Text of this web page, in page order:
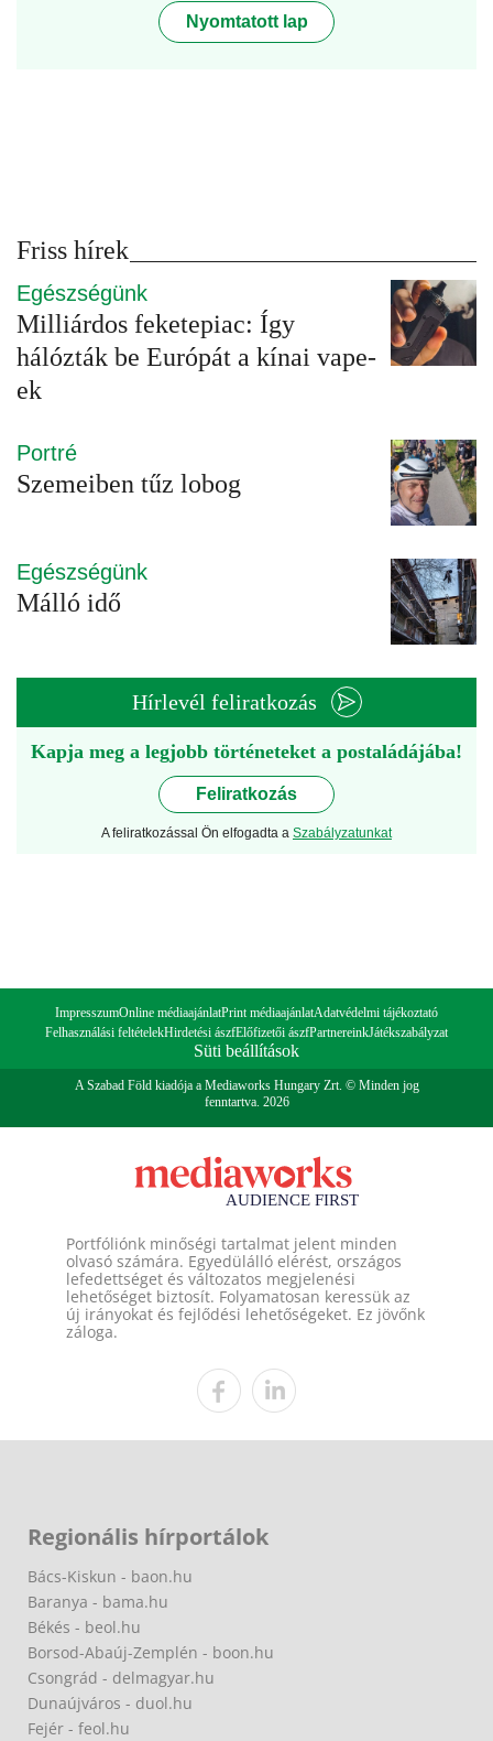
Nyomtatott lap
Friss hírek
Egészségünk
Milliárdos feketepiac: Így
hálózták be Európát a kínai vape-
ek
Portré
Szemeiben tűz lobog
Egészségünk
Málló idő
Hírlevél feliratkozás
Kapja meg a legjobb történeteket a postaládájába!
Feliratkozás
A feliratkozással Ön elfogadta a Szabályzatunkat
ImpresszumOnline médiaajánlatPrint médiaajánlatAdatvédelmi tájékoztató
Felhasználási feltételekHirdetési ászfElőfizetői ászfPartnereinkJátékszabályzat
Süti beállítások
A Szabad Föld kiadója a Mediaworks Hungary Zrt. © Minden jog
fenntartva. 2026
Portfóliónk minőségi tartalmat jelent minden
olvasó számára. Egyedülálló elérést, országos
lefedettséget és változatos megjelenési
lehetőséget biztosít. Folyamatosan keressük az
új irányokat és fejlődési lehetőségeket. Ez jövőnk
záloga.
Regionális hírportálok
Bács-Kiskun - baon.hu
Baranya - bama.hu
Békés - beol.hu
Borsod-Abaúj-Zemplén - boon.hu
Csongrád - delmagyar.hu
Dunaújváros - duol.hu
Fejér - feol.hu